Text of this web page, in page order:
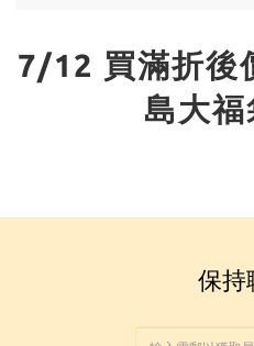
7/12 買滿折後
島大福
保持